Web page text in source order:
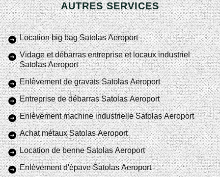
AUTRES SERVICES
Location big bag Satolas Aeroport
Vidage et débarras entreprise et locaux industriel
Satolas Aeroport
Enlèvement de gravats Satolas Aeroport
Entreprise de débarras Satolas Aeroport
Enlèvement machine industrielle Satolas Aeroport
Achat métaux Satolas Aeroport
Location de benne Satolas Aeroport
Enlèvement d'épave Satolas Aeroport